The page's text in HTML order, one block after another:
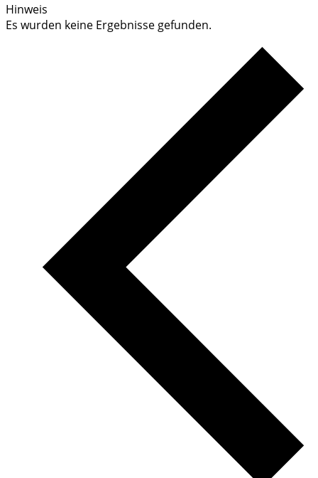
Hinweis
Es wurden keine Ergebnisse gefunden.